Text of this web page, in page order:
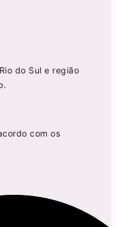
do Sul e região
com os